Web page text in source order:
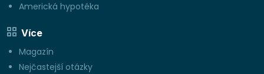
Americká hypotéka
Více
Magazín
Nejčastejší otázky